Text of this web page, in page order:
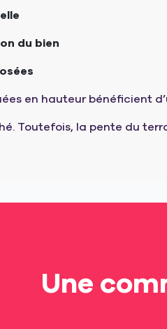
du bien
en hauteur bénéficient
Toutefois, la pente du
Une